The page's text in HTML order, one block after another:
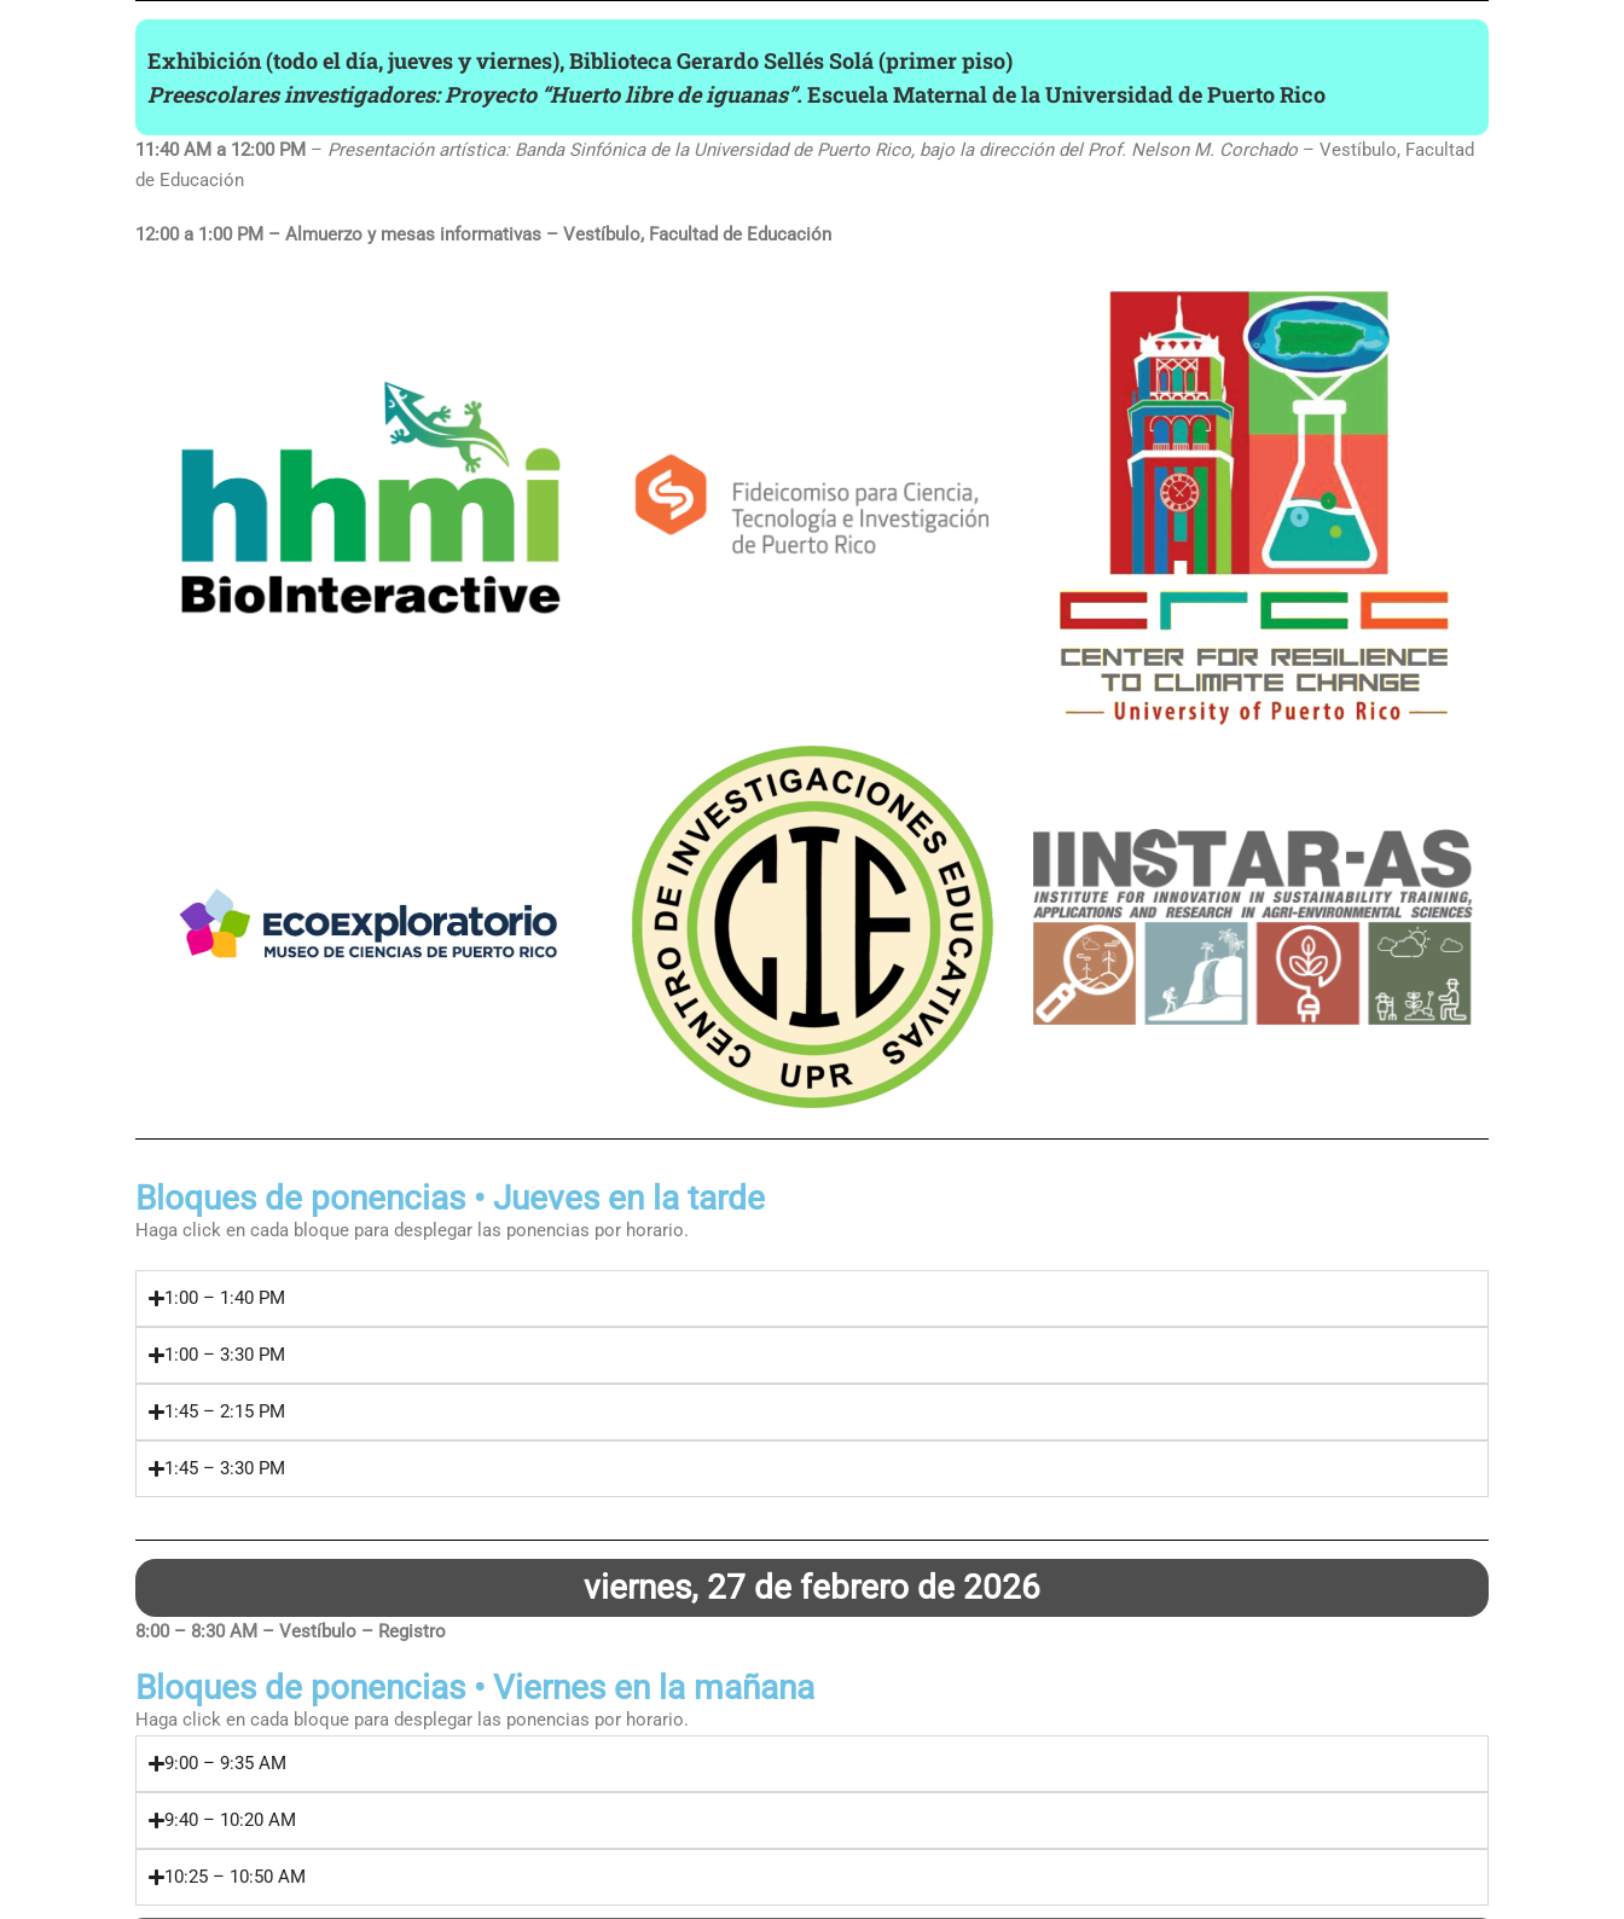
Exhibición(todo el día, jueves y viernes), Biblioteca Gerardo Sellés Solá (primer piso)
Preescolares investigadores: Proyecto “Huerto libre de iguanas”. Escuela Maternal de la Universidad de Puerto Rico
11:40 AM a 12:00 PM – Presentación artística: Banda Sinfónica de la Universidad de Puerto Rico, bajo la dirección del Prof. Nelson M. Corchado – Vestíbulo, Facultad
de Educación
12:00 a 1:00 PM – Almuerzo y mesas informativas – Vestíbulo, Facultad de Educación
Bloques de ponencias • Jueves en la tarde
Haga click en cada bloque para desplegar las ponencias por horario.
1:00 – 1:40 PM
1:00 – 3:30 PM
1:45 – 2:15 PM
1:45 – 3:30 PM
viernes, 27 de febrero de 2026
8:00 – 8:30 AM – Vestíbulo – Registro
Bloques de ponencias • Viernes en la mañana
Haga click en cada bloque para desplegar las ponencias por horario.
9:00 – 9:35 AM
9:40 – 10:20 AM
10:25 – 10:50 AM